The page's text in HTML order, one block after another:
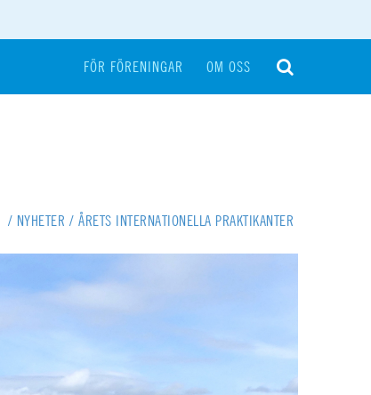
FÖR FÖRENINGAR OM OSS
/ NYHETER / ÅRETS INTERNATIONELLA PRAKTIKANTER